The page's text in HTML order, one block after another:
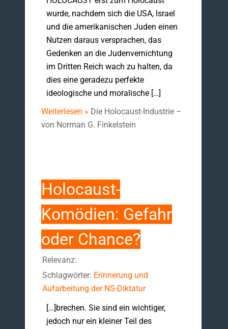
wurde, nachdem sich die USA, Israel
und die amerikanischen Juden einen
Nutzen daraus versprachen, das
Gedenken an die Judenvernichtung
im Dritten Reich wach zu halten, da
dies eine geradezu perfekte
ideologische und moralische […]
Weiterlesen » Die Holocaust-Industrie –
von Norman G. Finkelstein
Holocaust-
Komödien: Gefahr
oder Chance?
Relevanz:
Schlagwörter: Erinnerung und
Aufarbeitung der NS-Diktatur
[…]brechen. Sie sind ein wichtiger,
jedoch nur ein kleiner Teil des